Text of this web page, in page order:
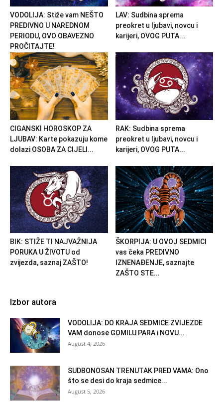
VODOLIJA: Stiže vam NEŠTO
PREDIVNO U NAREDNOM
PERIODU, OVO OBAVEZNO
PROČITAJTE!
LAV: Sudbina sprema
preokret u ljubavi, novcu i
karijeri, OVOG PUTA...
CIGANSKI HOROSKOP ZA
LJUBAV: Karte pokazuju kome
dolazi OSOBA ZA CIJELI...
RAK: Sudbina sprema
preokret u ljubavi, novcu i
karijeri, OVOG PUTA...
BIK: STIŽE TI NAJVAŽNIJA
PORUKA U ŽIVOTU od
zvijezda, saznaj ZAŠTO!
ŠKORPIJA: U OVOJ SEDMICI
vas čeka PREDIVNO
IZNENAĐENJE, saznajte
ZAŠTO STE...
Izbor autora
VODOLIJA: DO KRAJA SEDMICE ZVIJEZDE
VAM donose GOMILU PARA i NOVU...
August 4, 2026
SUDBONOSAN TRENUTAK PRED VAMA: Ono
što se desi do kraja sedmice...
August 5, 2026